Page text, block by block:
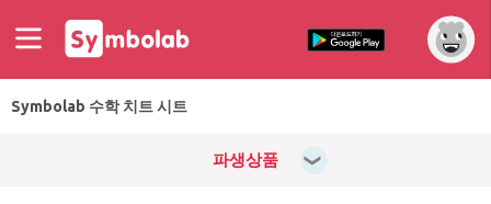
Symbolab 수학 치트 시트
파생상품